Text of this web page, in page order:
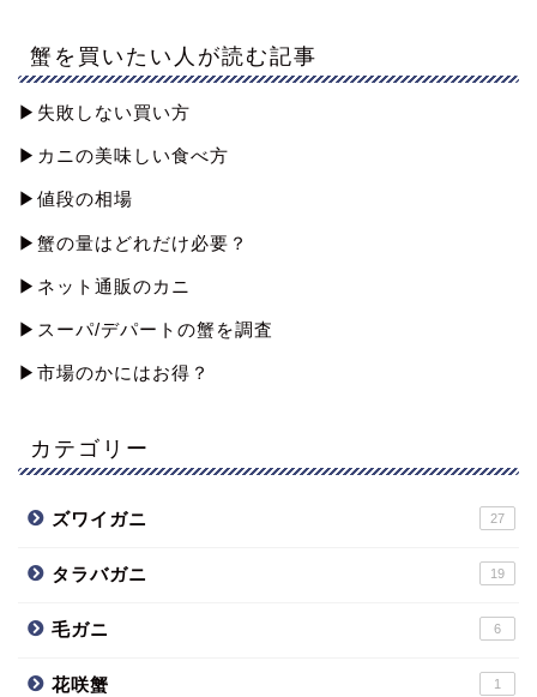
蟹を買いたい人が読む記事
▶︎失敗しない買い方
▶︎カニの美味しい食べ方
▶︎値段の相場
▶︎蟹の量はどれだけ必要？
▶︎ネット通販のカニ
▶︎スーパ/デパートの蟹を調査
▶︎市場のかにはお得？
カテゴリー
ズワイガニ 27
タラバガニ 19
毛ガニ 6
花咲蟹 1